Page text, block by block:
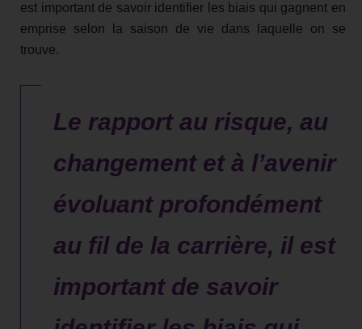
est important de savoir identifier les biais qui gagnent en
emprise selon la saison de vie dans laquelle on se
trouve.
Le rapport au risque, au
changement et à l’avenir
évoluant profondément
au fil de la carrière, il est
important de savoir